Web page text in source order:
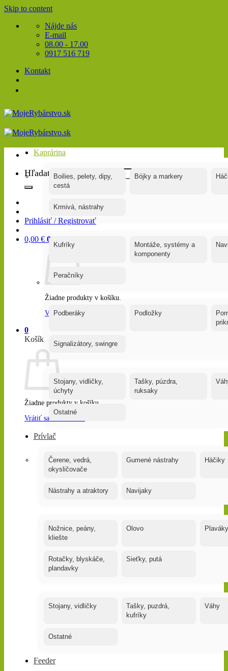
Skip to content
Nájde nás
E-mail
08.00 - 17.00
0917 516 719
Kontakt
Hľadať:
Prihlásiť / Registrovať
0,00 € 0
Žiadne produkty v košíku.
Vrátiť sa do obchodu
0
Košík
Žiadne produkty v košíku.
Vrátiť sa do obchodu
Kaprárina
Boilies, pelety, dipy,
cestá
Bójky a markery
Krmivá, nástrahy
Kufríky
Montáže, systémy a
komponenty
Peračníky
Podberáky Podložky
Signalizátory, swingre
Stojany, vidličky,
úchyty
Tašky, púzdra,
ruksaky
Ostatné
Prívlač
Čerene, vedrá,
okysličovače
Gumené nástrahy Háčiky
Nástrahy a atraktory Navijaky
Nožnice, peány,
kliešte
Olovo Plaváky
Rotačky, blyskáče,
plandavky
Sieťky, putá
Stojany, vidličky
Tašky, puzdrá,
kufríky
Váhy
Ostatné
Feeder